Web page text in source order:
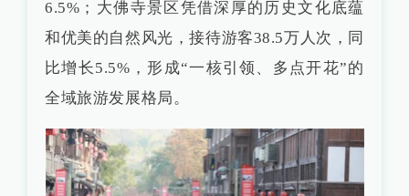
6.5%；大佛寺景区凭借深厚的历史文化底蕴
和优美的自然风光，接待游客38.5万人次，同
比增长5.5%，形成“一核引领、多点开花”的
全域旅游发展格局。